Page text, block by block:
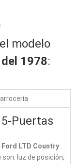
modelo
1978:
Puertas
Ford LTD Country
luz de posición,